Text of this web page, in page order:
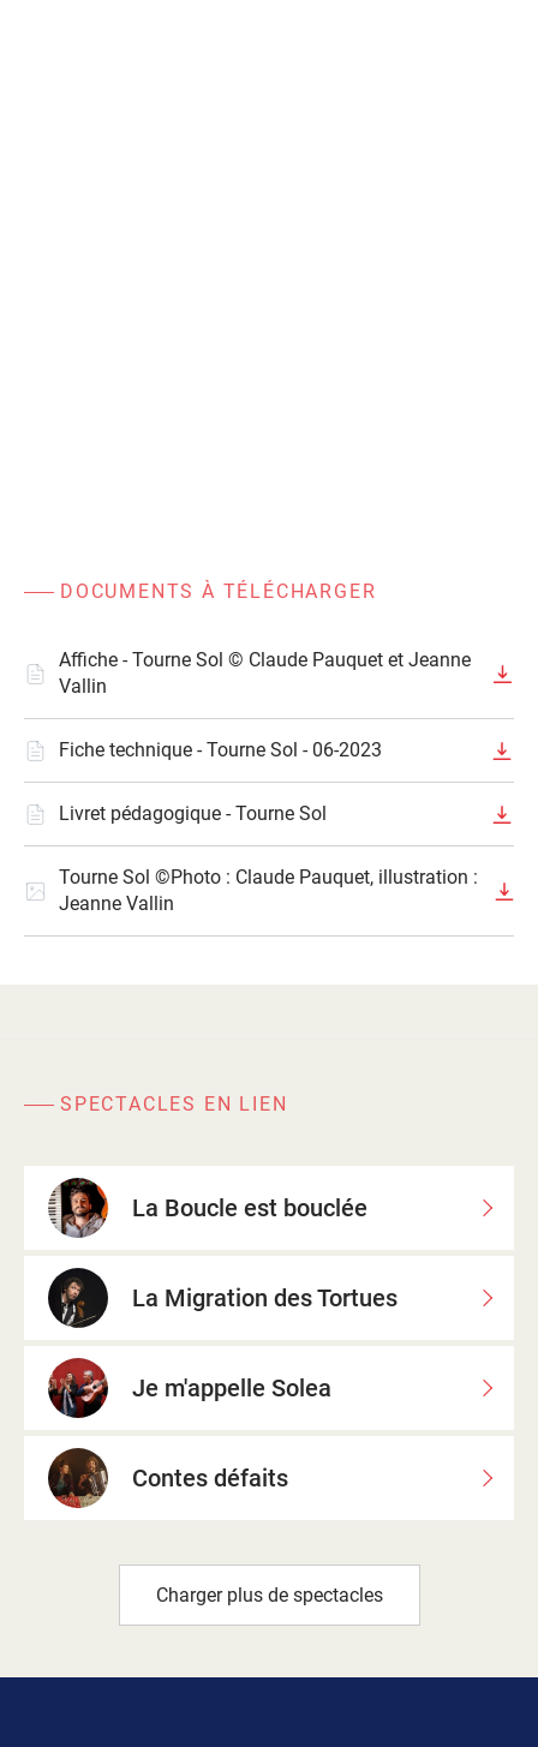
DOCUMENTS À TÉLÉCHARGER
Affiche - Tourne Sol © Claude Pauquet et Jeanne
Vallin
Fiche technique - Tourne Sol - 06-2023
Livret pédagogique - Tourne Sol
Tourne Sol ©Photo : Claude Pauquet, illustration :
Jeanne Vallin
SPECTACLES EN LIEN
La Boucle est bouclée
La Migration des Tortues
Je m'appelle Solea
Contes défaits
Charger plus de spectacles